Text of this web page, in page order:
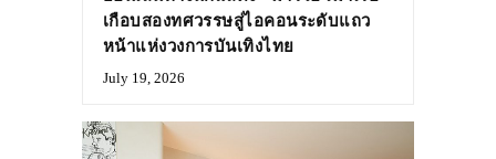
เกือบสองทศวรรษสู่ไอคอนระดับแถว
หน้าแห่งวงการบันเทิงไทย
July 19, 2026